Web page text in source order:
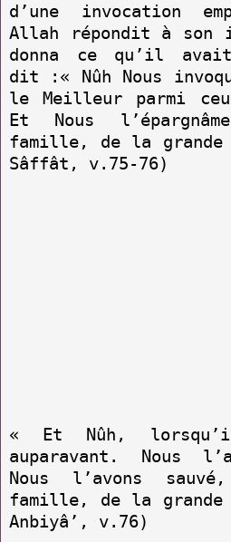
d’une invocation
Allah répondit à son
donna ce qu’il avait
dit :« Nûh Nous
le Meilleur parmi
Et Nous
famille, de la grande
Sâffât, v.75-76)
« Et Nûh,
auparavant. Nous
Nous l’avons
famille, de la grande
Anbiyâ’, v.76)